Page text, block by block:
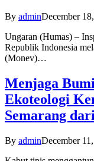
By adminDecember
Ungaran (Humas) –
Republik Indonesia
(Monev)…
Menjaga
Ekoteologi
Semarang
By adminDecember